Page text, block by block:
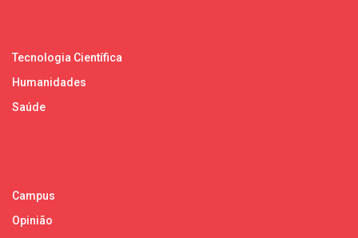
Tecnologia Científica
Humanidades
Saúde
Campus
Opinião